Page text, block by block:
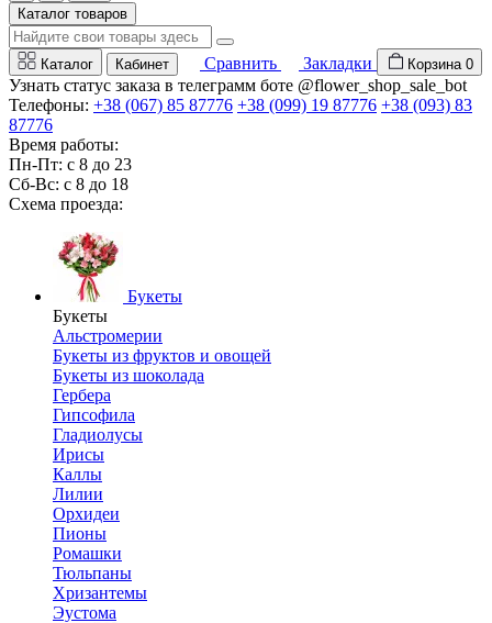
Каталог товаров
Каталог Кабинет Сравнить Закладки Корзина 0
Узнать статус заказа в телеграмм боте @flower_shop_sale_bot
Телефоны: +38 (067) 85 87776 +38 (099) 19 87776 +38 (093) 83
87776
Время работы:
Пн-Пт: с 8 до 23
Сб-Вс: с 8 до 18
Схема проезда:
Букеты
Букеты
Альстромерии
Букеты из фруктов и овощей
Букеты из шоколада
Гербера
Гипсофила
Гладиолусы
Ирисы
Каллы
Лилии
Орхидеи
Пионы
Ромашки
Тюльпаны
Хризантемы
Эустома